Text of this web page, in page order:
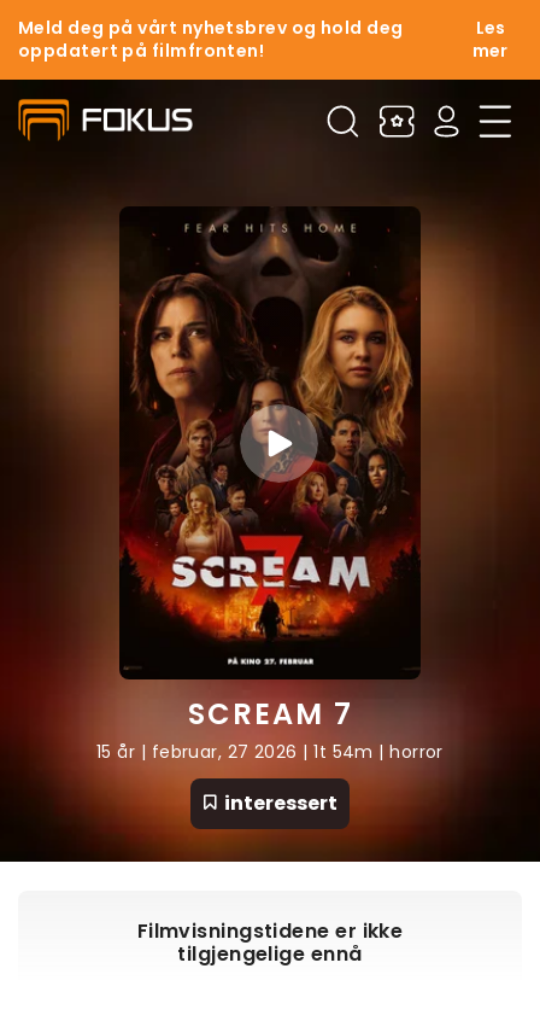
Meld deg på vårt nyhetsbrev og hold deg
oppdatert på filmfronten!
Les
mer
SCREAM 7
15 år | februar, 27 2026 | 1t 54m | horror
interessert
Filmvisningstidene er ikke
tilgjengelige ennå